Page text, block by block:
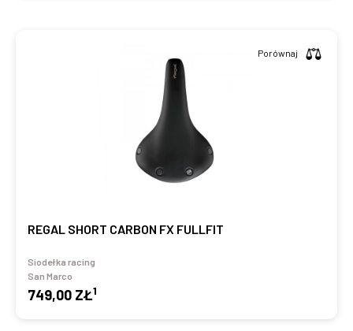
REGAL SHORT CARBON FX FULLFIT
Siodełka racing
San Marco
749,00 ZŁ1
Porównaj